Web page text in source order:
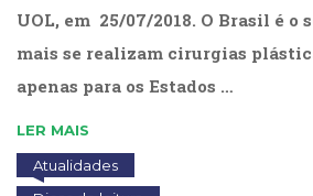
Fisioterapia
(47)
Fonoaudiologia
Gestalt-
terapia
(93)
UOL, em 25/07/2018. O Brasil é o
mais se realizam cirurgias
apenas para os Estados …
LER MAIS
Atualidades